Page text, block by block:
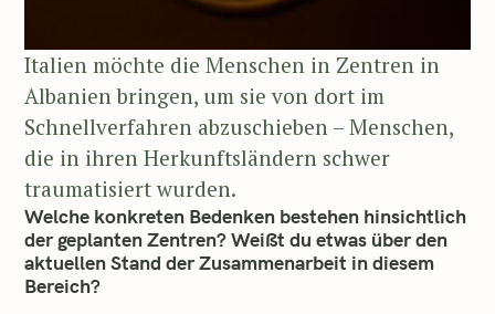
Italien möchte die Menschen in Zentren in
Albanien bringen, um sie von dort im
Schnellverfahren abzuschieben – Menschen,
die in ihren Herkunftsländern schwer
traumatisiert wurden.
Welche konkreten Bedenken bestehen hinsichtlich
der geplanten Zentren? Weißt du etwas über den
aktuellen Stand der Zusammenarbeit in diesem
Bereich?